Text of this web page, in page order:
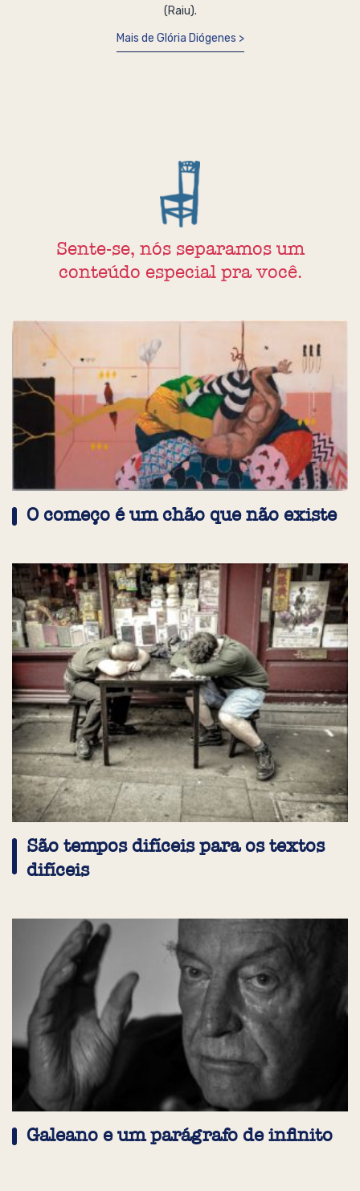
(Raiu).
Mais de Glória Diógenes
Sente-se, nós separamos um
conteúdo especial pra você.
O começo é um chão que não existe
São tempos difíceis para os textos
difíceis
Galeano e um parágrafo de infinito